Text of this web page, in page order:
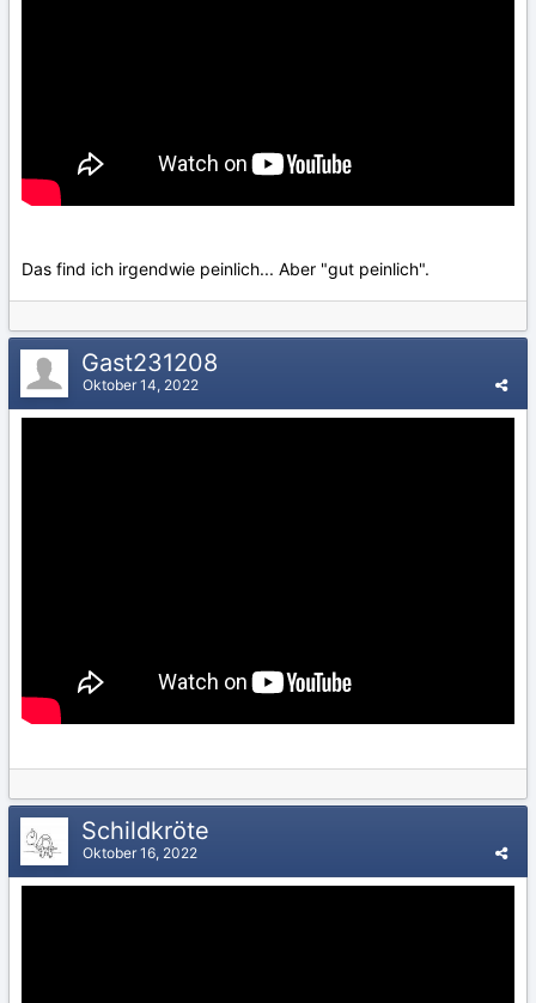
Das find ich irgendwie peinlich... Aber "gut peinlich".
Gast231208
Oktober 14, 2022
Schildkröte
Oktober 16, 2022